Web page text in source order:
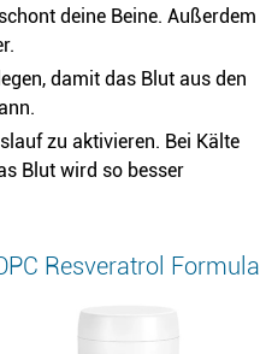
deine Beine. Außerdem
damit das Blut aus den
zu aktivieren. Bei Kälte
Blut wird so besser
Resveratrol Formula